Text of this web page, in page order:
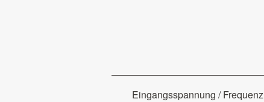
Eingangsspannung / Frequenz